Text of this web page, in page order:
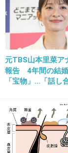
2014/05/07(水)
メタボは体臭
17. 匿名 2014/05/07(水)
元TBS山本里菜ア
報告 4年間の結
「宝物」…「話し